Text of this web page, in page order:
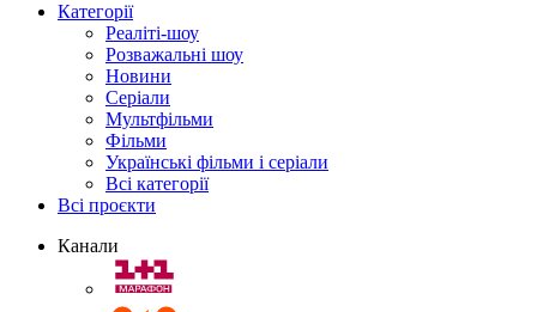
Категорії
Реаліті-шоу
Розважальні шоу
Новини
Серіали
Мультфільми
Фільми
Українські фільми і серіали
Всі категорії
Всі проєкти
Канали